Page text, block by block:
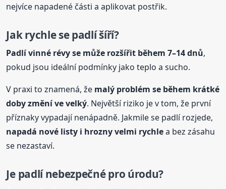
nejvíce napadené části a aplikovat postřik.
Jak rychle se padlí šíří?
Padlí vinné révyse může rozšířit během 7–14 dnů,
pokud jsou ideální podmínky jako teplo a sucho.
V praxi to znamená, že malý problém se během krátké
doby změní ve velký. Největší riziko je v tom, že první
příznaky vypadají nenápadně. Jakmile se padlí rozjede,
napadá nové listy i hrozny velmi rychlea bez zásahu
se nezastaví.
Je padlí nebezpečné pro úrodu?